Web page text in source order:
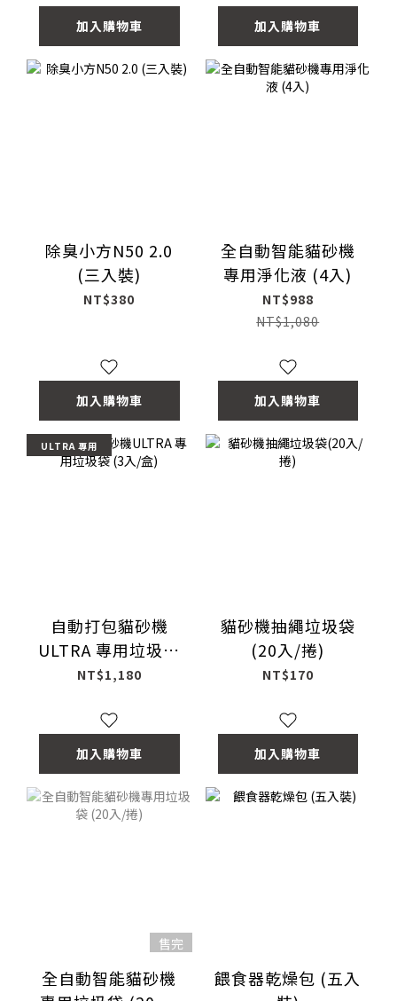
加入購物車 加入購物車
除臭小方N50 2.0
(三入裝)
NT$380
加入購物車
全自動智能貓砂機
專用淨化液 (4入)
NT$988
NT$1,080
加入購物車
ULTRA 專用
自動打包貓砂機
ULTRA 專用垃圾袋
(3入/盒)
NT$1,180
加入購物車
貓砂機抽繩垃圾袋
(20入/捲)
NT$170
加入購物車
售完
全自動智能貓砂機
餵食器乾燥包 (五入